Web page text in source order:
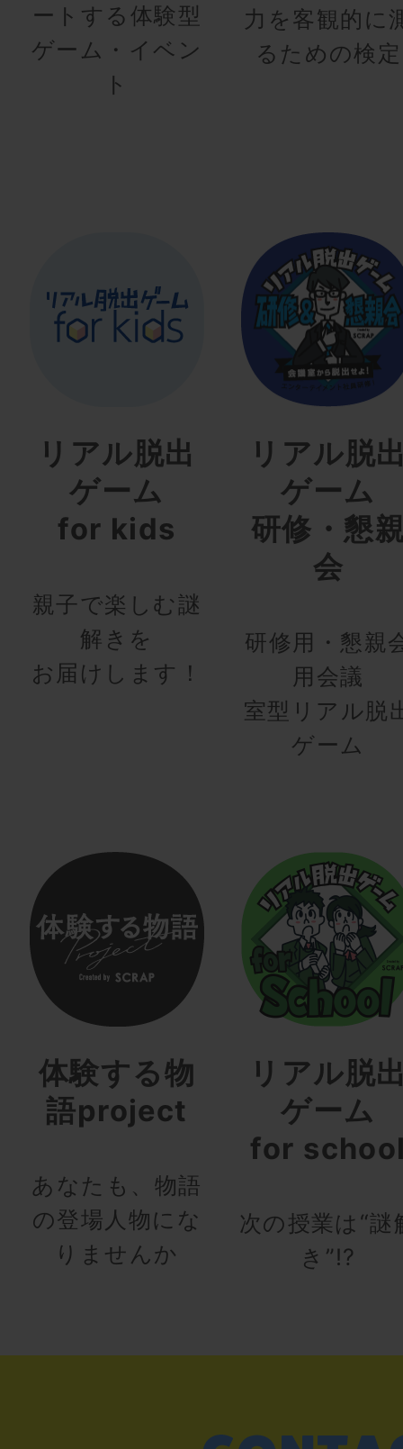
ートする体験型
ゲーム・イベン
ト
力を客観的に
るための検定
リアル脱出
ゲーム
for kids
親子で楽しむ謎
解きを
お届けします！
リアル脱
ゲーム
研修・懇
会
研修用・懇親
用会議
室型リアル脱
ゲーム
体験する物
語project
あなたも、物語
の登場人物にな
りませんか
リアル脱
ゲーム
for
次の授業は“謎
き”!?